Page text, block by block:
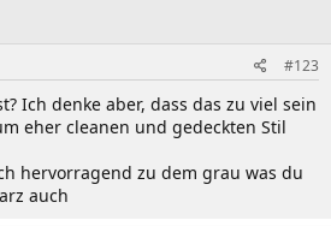
#123
Ich denke aber, dass das zu viel sein
eher cleanen und gedeckten Stil
hervorragend zu dem grau was du
auch